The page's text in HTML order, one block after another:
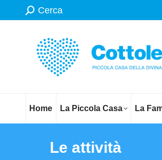
Search:
Cerca
Home La Piccola Casa La
Le attività